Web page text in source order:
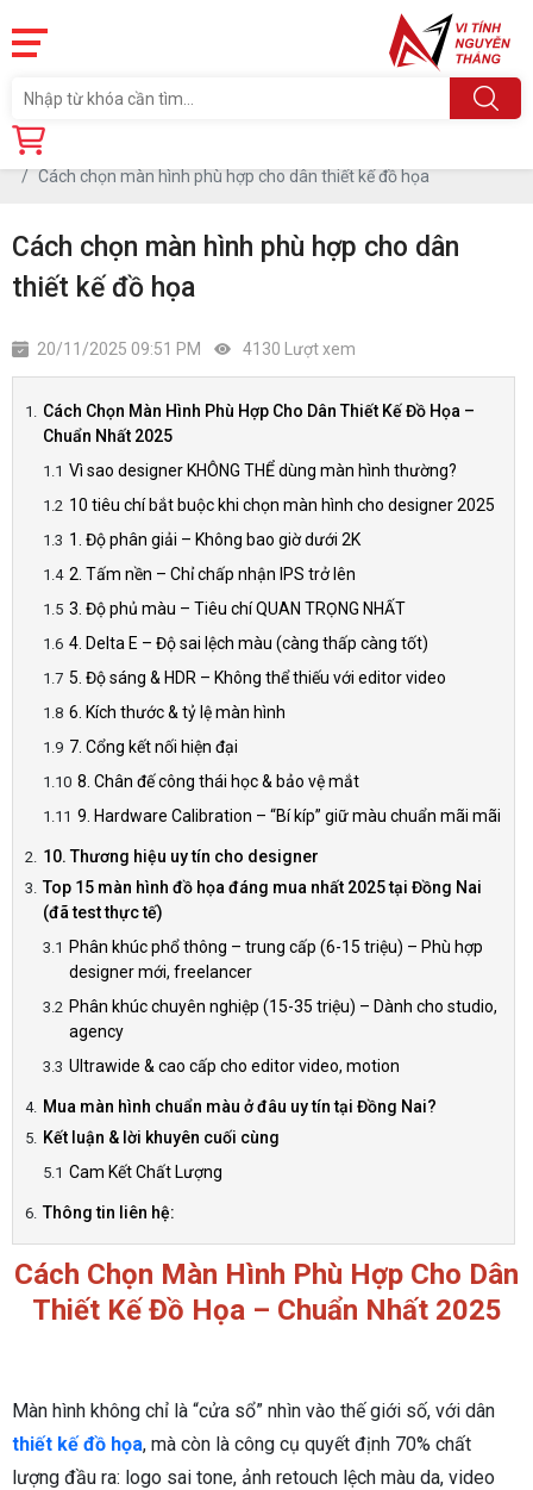
Trang chủ
Cách chọn màn hình phù hợp cho dân thiết kế đồ họa
Cách chọn màn hình phù hợp cho dân
thiết kế đồ họa
20/11/2025 09:51 PM 4130 Lượt xem
Cách Chọn Màn Hình Phù Hợp Cho Dân Thiết Kế Đồ Họa –
Chuẩn Nhất 2025
Vì sao designer KHÔNG THỂ dùng màn hình thường?
10 tiêu chí bắt buộc khi chọn màn hình cho designer 2025
1. Độ phân giải – Không bao giờ dưới 2K
2. Tấm nền – Chỉ chấp nhận IPS trở lên
3. Độ phủ màu – Tiêu chí QUAN TRỌNG NHẤT
4. Delta E – Độ sai lệch màu (càng thấp càng tốt)
5. Độ sáng & HDR – Không thể thiếu với editor video
6. Kích thước & tỷ lệ màn hình
7. Cổng kết nối hiện đại
8. Chân đế công thái học & bảo vệ mắt
9. Hardware Calibration – “Bí kíp” giữ màu chuẩn mãi mãi
10. Thương hiệu uy tín cho designer
Top 15 màn hình đồ họa đáng mua nhất 2025 tại Đồng Nai
(đã test thực tế)
Phân khúc phổ thông – trung cấp (6-15 triệu) – Phù hợp
designer mới, freelancer
Phân khúc chuyên nghiệp (15-35 triệu) – Dành cho studio,
agency
Ultrawide & cao cấp cho editor video, motion
Mua màn hình chuẩn màu ở đâu uy tín tại Đồng Nai?
Kết luận & lời khuyên cuối cùng
Cam Kết Chất Lượng
Thông tin liên hệ:
Cách Chọn Màn Hình Phù Hợp Cho Dân
Thiết Kế Đồ Họa – Chuẩn Nhất 2025
Màn hình không chỉ là “cửa sổ” nhìn vào thế giới số, với dân
thiết kế đồ họa, mà còn là công cụ quyết định 70% chất
lượng đầu ra: logo sai tone, ảnh retouch lệch màu da, video